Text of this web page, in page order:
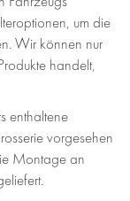
um die
Wir können nur
handelt,
enthaltene
vorgesehen
Montage an